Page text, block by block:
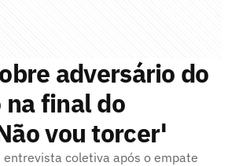
adversário do
na final do
vou torcer'
entrevista coletiva após o empate